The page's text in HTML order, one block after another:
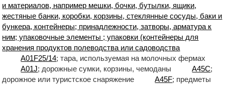
и материалов, например мешки, бочки, бутылки, ящики,
жестяные банки, коробки, корзины, стеклянные сосуды, баки и
бункера, контейнеры; принадлежности, затворы, арматура к
ним; упаковочные элементы ; упаковки (контейнеры для
хранения продуктов полеводства или садоводства
A01F25/14; тара, используемая на молочных фермах
A01J; дорожные сумки, корзины, чемоданы A45C;
дорожное или туристское снаряжение
A45F; предметы